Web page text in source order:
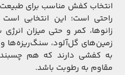
انتخاب کفش مناسب برای
راحتی است؛ این انتخابی
زانوها، کمر و حتی میزان
زمین‌های گل‌آلود، سنگ‌ریزه‌ها
به کفشی دارند که هم
مقاوم به رطوبت باشد.